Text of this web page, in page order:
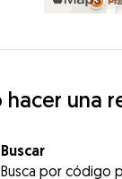
hacer una
Buscar
Busca por código